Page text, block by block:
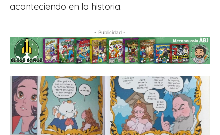
aconteciendo en la historia.
- Publicidad -